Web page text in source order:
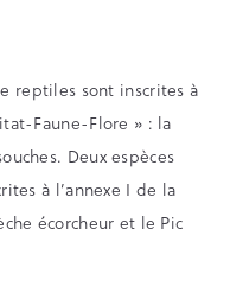
reptiles sont inscrites à
Faune-Flore » : la
Deux espèces
à l’annexe I de la
écorcheur et le Pic